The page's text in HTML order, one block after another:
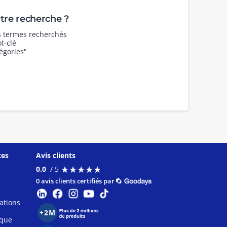
recherche ?
recherchés
clé
Avis clients
0.0 / 5 ★★★★★
★★★★★
0 avis clients certifiés par